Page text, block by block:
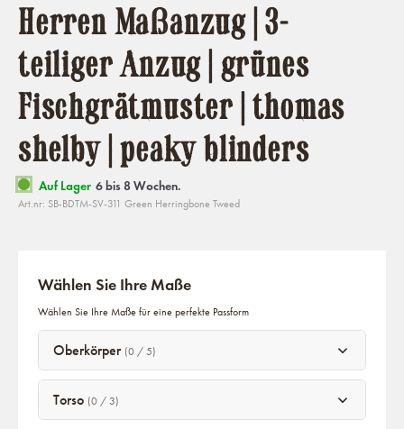
Herren Maßanzug | 3-
teiliger Anzug | grünes
Fischgrätmuster | thomas
shelby | peaky blinders
Auf Lager 6 bis 8 Wochen.
Art.nr: SB-BDTM-SV-311 Green Herringbone Tweed
Wählen Sie Ihre Maße
Wählen Sie Ihre Maße für eine perfekte Passform
Oberkörper (0 / 5)
Torso (0 / 3)